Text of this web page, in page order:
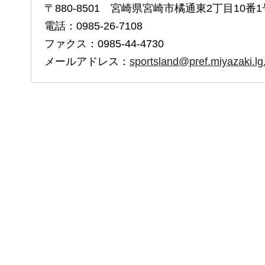
〒880-8501 宮崎県宮崎市橘通東2丁目10番1
電話：0985-26-7108
ファクス：0985-44-4730
メールアドレス：